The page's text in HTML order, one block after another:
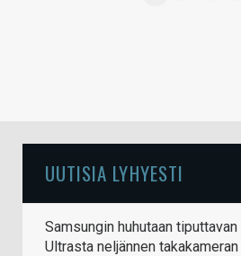
UUTISIA LYHYESTI
Samsungin huhutaan
Ultrasta neljännen